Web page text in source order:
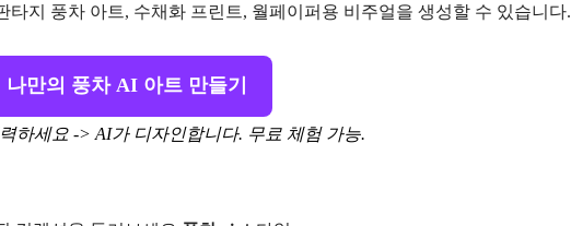
타지 풍차 아트, 수채화 프린트, 월페이퍼용 비주얼을 생성할 수 있습니다.
나만의 풍차 AI 아트 만들기
하세요 -> AI가 디자인합니다. 무료 체험 가능.